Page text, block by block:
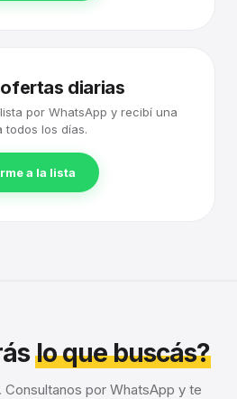
diarias
por WhatsApp y recibí una
todos los días.
a la lista
lo que buscás?
por WhatsApp y te